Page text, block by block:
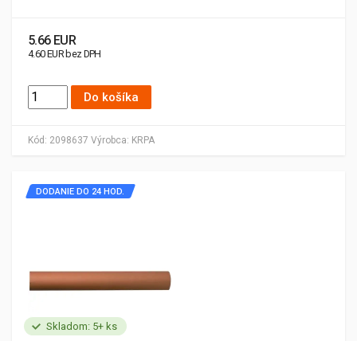
Kód: 2098637 Výrobca: KRPA
5.66 EUR
4.60 EUR bez DPH
Do košíka
Skladom: 5+ ks
DODANIE DO 24 HOD.